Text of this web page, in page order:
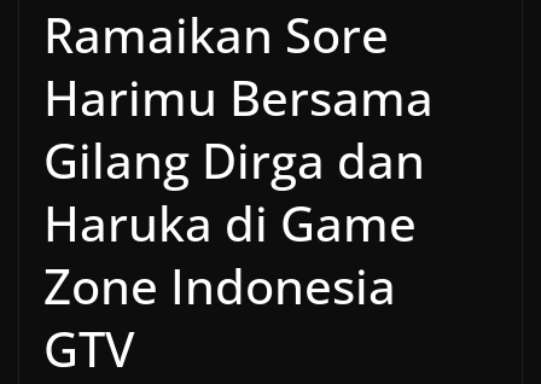
Ramaikan Sore
Harimu Bersama
Gilang Dirga dan
Haruka di Game
Zone Indonesia
GTV